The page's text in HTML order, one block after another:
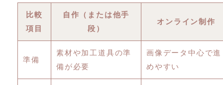
比較
項目
自作（または他手
段）
オンライン制作
準備
素材や加工道具の準
備が必要
画像データ中心で進
めやすい